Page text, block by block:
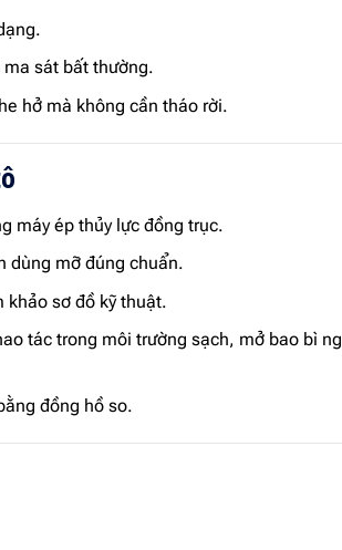
sát bất thường.
hở mà không cần tháo rời.
máy ép thủy lực đồng trục.
dùng mỡ đúng chuẩn.
sơ đồ kỹ thuật.
tác trong môi trường sạch, mở bao bì
đồng hồ so.